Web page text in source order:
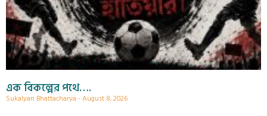
এক বিকল্পের পথে….
Sukalyan Bhattacharya August 8, 2026